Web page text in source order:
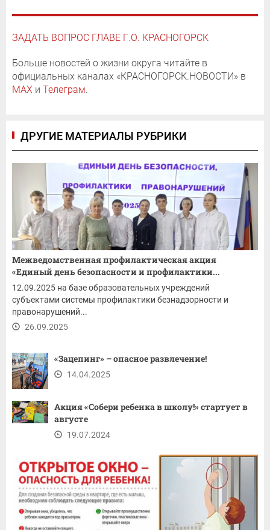
ЗАДАТЬ ВОПРОС ГЛАВЕ Г.О. КРАСНОГОРСК
Больше новостей о жизни округа читайте в
официальных каналах «КРАСНОГОРСК.НОВОСТИ» в
MAX и Телеграм.
ДРУГИЕ МАТЕРИАЛЫ РУБРИКИ
Межведомственная профилактическая акция
«Единый день безопасности и профилактики...
12.09.2025 на базе образовательных учреждений
субъектами системы профилактики безнадзорности и
правонарушений...
26.09.2025
«Зацепинг» – опасное развлечение!
14.04.2025
Акция «Собери ребенка в школу!» стартует в
августе
19.07.2024